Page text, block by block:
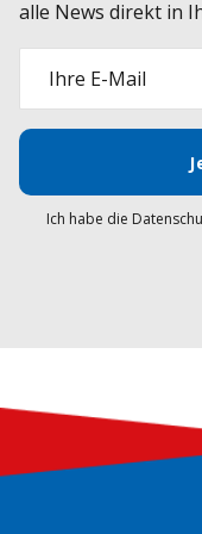
alle News direkt in
Ihre E-Mail
Ich habe die